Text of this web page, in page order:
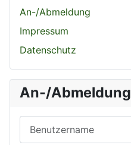
An-/Abmeldung
Impressum
Datenschutz
An-/Abmeldung